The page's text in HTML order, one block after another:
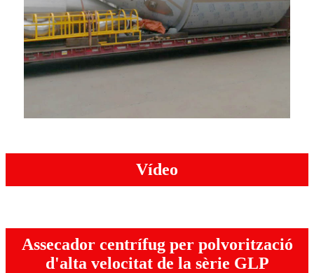
Vídeo
Assecador centrífug per polvorització
d'alta velocitat de la sèrie GLP